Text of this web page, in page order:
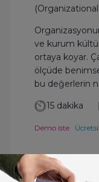
ve kurum
ortaya koyar.
ölçüde
bu değerlerin
15 dakika
Demo iste